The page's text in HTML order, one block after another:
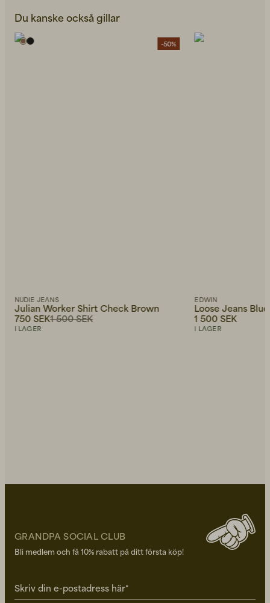
Du kanske också gillar
-50%
NUDIE JEANS
Julian Worker Shirt Check Brown
1 500 SEK
750 SEK
I LAGER
EDWIN
Loose Jeans
1 500 SEK
I LAGER
GRANDPA SOCIAL CLUB
Bli medlem och få 10% rabatt på ditt första köp!
Skriv din e-postadress här*